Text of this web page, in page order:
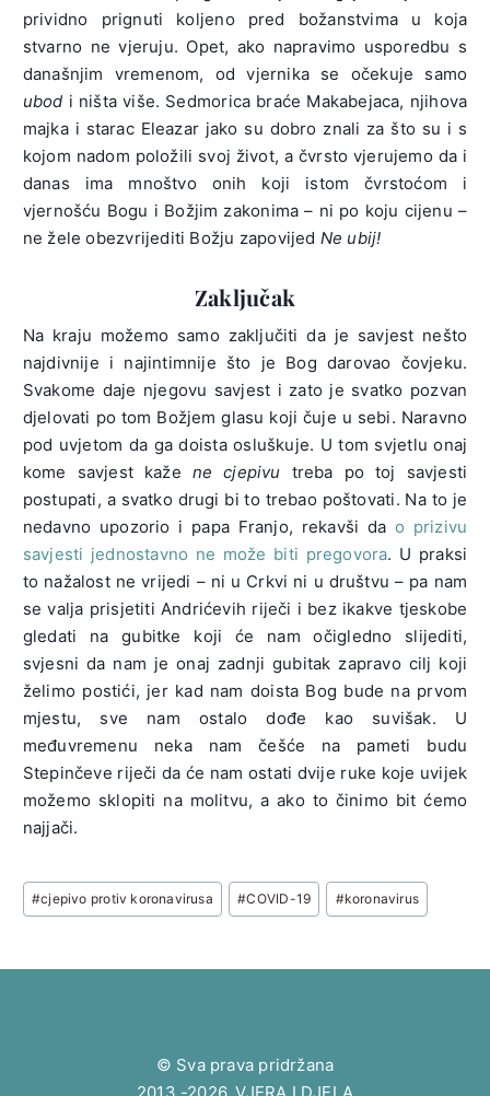
prividno prignuti koljeno pred božanstvima u koja
stvarno ne vjeruju. Opet, ako napravimo usporedbu s
današnjim vremenom, od vjernika se očekuje samo
ubod i ništa više. Sedmorica braće Makabejaca, njihova
majka i starac Eleazar jako su dobro znali za što su i s
kojom nadom položili svoj život, a čvrsto vjerujemo da i
danas ima mnoštvo onih koji istom čvrstoćom i
vjernošću Bogu i Božjim zakonima – ni po koju cijenu –
ne žele obezvrijediti Božju zapovijed Ne ubij!
Zaključak
Na kraju možemo samo zaključiti da je savjest nešto
najdivnije i najintimnije što je Bog darovao čovjeku.
Svakome daje njegovu savjest i zato je svatko pozvan
djelovati po tom Božjem glasu koji čuje u sebi. Naravno
pod uvjetom da ga doista osluškuje. U tom svjetlu onaj
kome savjest kaže ne cjepivu treba po toj savjesti
postupati, a svatko drugi bi to trebao poštovati. Na to je
nedavno upozorio i papa Franjo, rekavši da o prizivu
savjesti jednostavno ne može biti pregovora. U praksi
to nažalost ne vrijedi – ni u Crkvi ni u društvu – pa nam
se valja prisjetiti Andrićevih riječi i bez ikakve tjeskobe
gledati na gubitke koji će nam očigledno slijediti,
svjesni da nam je onaj zadnji gubitak zapravo cilj koji
želimo postići, jer kad nam doista Bog bude na prvom
mjestu, sve nam ostalo dođe kao suvišak. U
međuvremenu neka nam češće na pameti budu
Stepinčeve riječi da će nam ostati dvije ruke koje uvijek
možemo sklopiti na molitvu, a ako to činimo bit ćemo
najjači.
Post
Tags:
#cjepivo protiv koronavirusa #COVID-19 #koronavirus
© Sva prava pridržana